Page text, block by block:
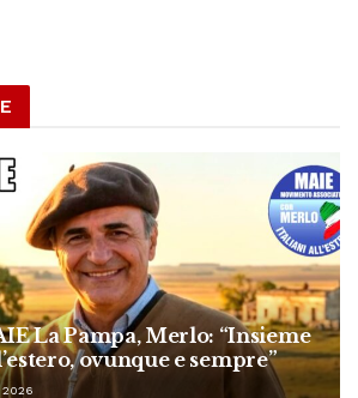
La Pampa, Merlo: “Insieme
ovunque e sempre”
2026